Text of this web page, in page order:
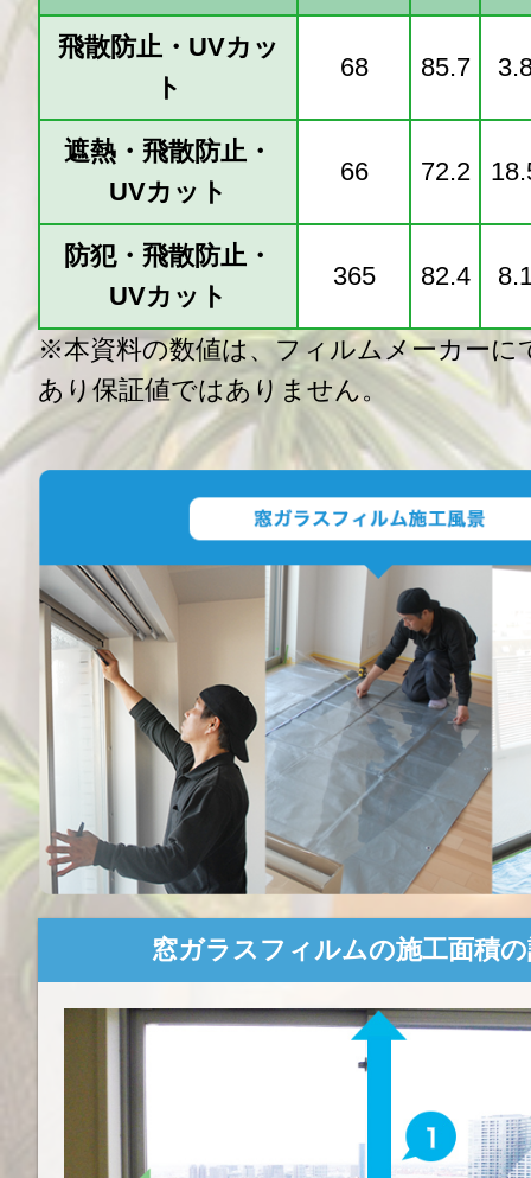
飛散防止・UVカッ
ト
68 85.7
遮熱・飛散防止・
UVカット
66 72.2
防犯・飛散防止・
UVカット
365 82.4
※本資料の数値は、フィルムメーカーに
あり保証値ではありません。
窓ガラスフィルムの施工面積